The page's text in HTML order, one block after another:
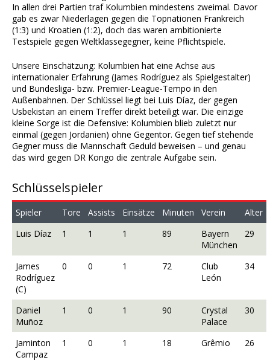
In allen drei Partien traf Kolumbien mindestens zweimal. Davor
gab es zwar Niederlagen gegen die Topnationen Frankreich
(1:3) und Kroatien (1:2), doch das waren ambitionierte
Testspiele gegen Weltklassegegner, keine Pflichtspiele.
Unsere Einschätzung: Kolumbien hat eine Achse aus
internationaler Erfahrung (James Rodríguez als Spielgestalter)
und Bundesliga- bzw. Premier-League-Tempo in den
Außenbahnen. Der Schlüssel liegt bei Luis Díaz, der gegen
Usbekistan an einem Treffer direkt beteiligt war. Die einzige
kleine Sorge ist die Defensive: Kolumbien blieb zuletzt nur
einmal (gegen Jordanien) ohne Gegentor. Gegen tief stehende
Gegner muss die Mannschaft Geduld beweisen – und genau
das wird gegen DR Kongo die zentrale Aufgabe sein.
Schlüsselspieler
Spieler Tore Assists Einsätze Minuten Verein
Alter
Luis Díaz
1 1 1 89
Bayern
München
29
James
Rodríguez
(C)
0 0 1 72
Club
León
34
Daniel
Muñoz
1 0 1 90
Crystal
Palace
30
Jaminton
Campaz
1 0 1 18 Grêmio 26